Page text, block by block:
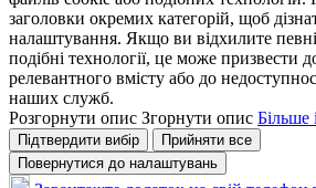
заголовки окремих категорій, щоб
налаштування. Якщо ви відхилите
подібні технології, це може призвести
релевантного вмісту або до
наших служб.
Розгорнути опис Згорнути опис Більше
Підтвердити вибір
Прийняти все
Повернутися до налаштувань